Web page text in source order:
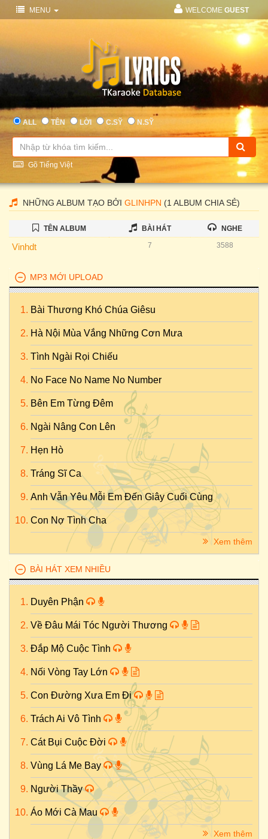
MENU WELCOME GUEST
ALL TÊN LỜI C.SỸ N.SỸ
Gõ Tiếng Việt
NHỮNG ALBUM TẠO BỞI GLINHPN (1 ALBUM CHIA SẺ)
TÊN ALBUM BÀI HÁT NGHE
Vinhdt 7 3588
MP3 MỚI UPLOAD
Bài Thương Khó Chúa Giêsu
Hà Nội Mùa Vắng Những Cơn Mưa
Tình Ngài Rọi Chiếu
No Face No Name No Number
Bên Em Từng Đêm
Ngài Nâng Con Lên
Hẹn Hò
Tráng Sĩ Ca
Anh Vẫn Yêu Mỗi Em Đến Giây Cuối Cùng
Con Nợ Tình Cha
Xem thêm
BÀI HÁT XEM NHIỀU
Duyên Phận
Về Đâu Mái Tóc Người Thương
Đắp Mộ Cuộc Tình
Nối Vòng Tay Lớn
Con Đường Xưa Em Đi
Trách Ai Vô Tình
Cát Bụi Cuộc Đời
Vùng Lá Me Bay
Người Thầy
Áo Mới Cà Mau
Xem thêm